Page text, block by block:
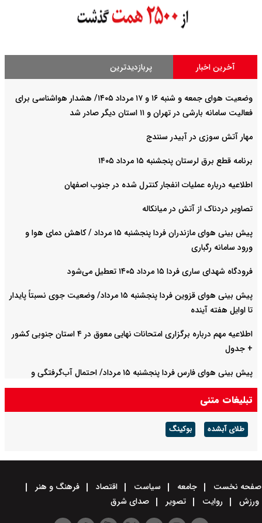
آخرین اخبار پربازدیدترین
وضعیت هوای جمعه و شنبه ۱۶ و ۱۷ مرداد ۱۴۰۵/ هشدار هواشناسی برای
فعالیت سامانه بارشی در تهران و ۱۱ استان دیگر صادر شد
مهار آتش سوزی در آبیدر سنندج
برنامه قطع برق لرستان پنجشنبه ۱۵ مرداد ۱۴۰۵
اطلاعیه درباره عملیات انفجار کنترل شده در جنوب اصفهان
تصاویر دردناک از آتش در میانکاله
پیش بینی هوای مازندران فردا پنجشنبه ۱۵ مرداد / کاهش دمای هوا و
ورود سامانه رگباری
فرودگاه شهدای ساری فردا ۱۵ مرداد ۱۴۰۵ تعطیل می‌شود
پیش بینی هوای قزوین فردا پنجشنبه ۱۵ مرداد/ وضعیت جوی نسبتاً پایدار
تا اوایل هفته آینده
اطلاعیه مهم درباره برگزاری امتحانات نهایی معوق در ۴ استان جنوبی کشور
+ جدول
پیش بینی هوای فارس فردا پنجشنبه ۱۵ مرداد/ احتمال آب‌گرفتگی و
سیلابی شدن مسیل‌ها
تبلیغات متنی
طلای آبشده بوکینگ
صفحه نخست جامعه سیاست اقتصاد
فرهنگ و هنر
ورزش
روایت تصویر صدای شرق